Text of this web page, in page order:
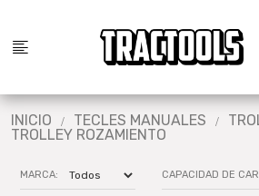
INICIO TECLES MANUALES
TROLLEY ROZAMIENTO
MARCA: CAPACIDAD DE